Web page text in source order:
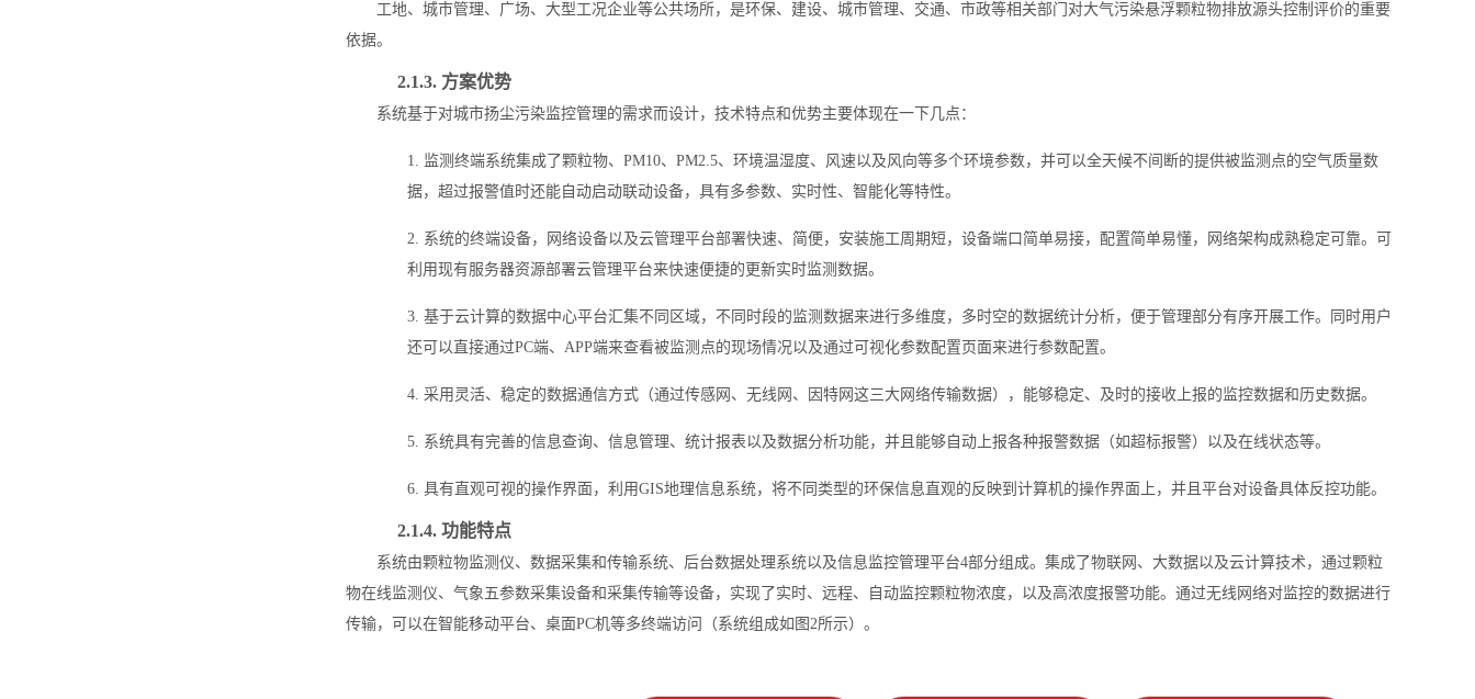
工地、城市管理、广场、大型工况企业等公共场所，是环保、建设、城市管理、交通、市政等相关部门对大气污染悬浮颗粒物排放源头控制评价的重要
依据。
2.1.3. 方案优势
系统基于对城市扬尘污染监控管理的需求而设计，技术特点和优势主要体现在一下几点：
1. 监测终端系统集成了颗粒物、PM10、PM2.5、环境温湿度、风速以及风向等多个环境参数，并可以全天候不间断的提供被监测点的空气质量数
据，超过报警值时还能自动启动联动设备，具有多参数、实时性、智能化等特性。
2. 系统的终端设备，网络设备以及云管理平台部署快速、简便，安装施工周期短，设备端口简单易接，配置简单易懂，网络架构成熟稳定可靠。可
利用现有服务器资源部署云管理平台来快速便捷的更新实时监测数据。
3. 基于云计算的数据中心平台汇集不同区域，不同时段的监测数据来进行多维度，多时空的数据统计分析，便于管理部分有序开展工作。同时用户
还可以直接通过PC端、APP端来查看被监测点的现场情况以及通过可视化参数配置页面来进行参数配置。
4. 采用灵活、稳定的数据通信方式（通过传感网、无线网、因特网这三大网络传输数据），能够稳定、及时的接收上报的监控数据和历史数据。
5. 系统具有完善的信息查询、信息管理、统计报表以及数据分析功能，并且能够自动上报各种报警数据（如超标报警）以及在线状态等。
6. 具有直观可视的操作界面，利用GIS地理信息系统，将不同类型的环保信息直观的反映到计算机的操作界面上，并且平台对设备具体反控功能。
2.1.4. 功能特点
系统由颗粒物监测仪、数据采集和传输系统、后台数据处理系统以及信息监控管理平台4部分组成。集成了物联网、大数据以及云计算技术，通过颗粒
物在线监测仪、气象五参数采集设备和采集传输等设备，实现了实时、远程、自动监控颗粒物浓度，以及高浓度报警功能。通过无线网络对监控的数据进行
传输，可以在智能移动平台、桌面PC机等多终端访问（系统组成如图2所示）。